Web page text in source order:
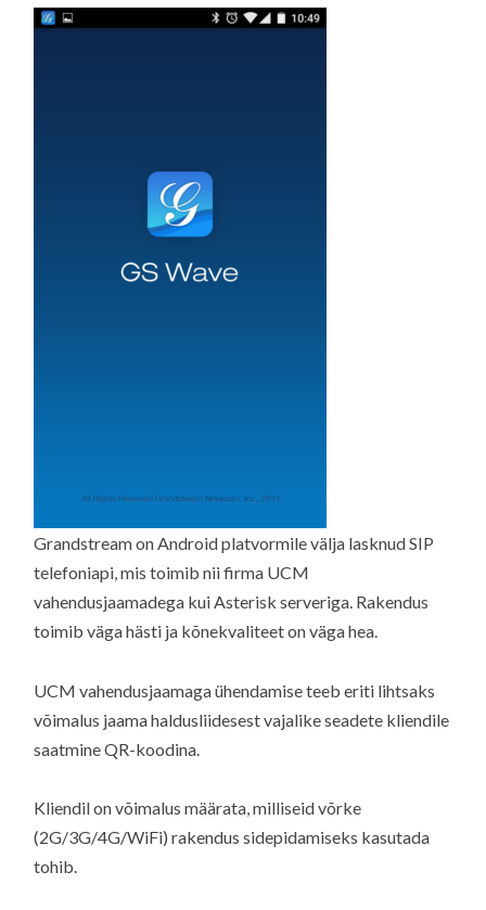
Grandstream on Android platvormile välja lasknud SIP
telefoniapi, mis toimib nii firma UCM
vahendusjaamadega kui Asterisk serveriga. Rakendus
toimib väga hästi ja kõnekvaliteet on väga hea.
UCM vahendusjaamaga ühendamise teeb eriti lihtsaks
võimalus jaama haldusliidesest vajalike seadete kliendile
saatmine QR-koodina.
Kliendil on võimalus määrata, milliseid võrke
(2G/3G/4G/WiFi) rakendus sidepidamiseks kasutada
tohib.